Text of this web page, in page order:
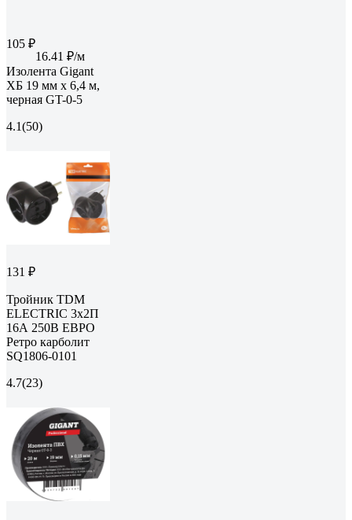
105 ₽
16.41 ₽/м
Изолента Gigant
ХБ 19 мм х 6,4 м,
черная GT-0-5
4.1(50)
131 ₽
Тройник TDM
ELECTRIC 3х2П
16А 250B ЕВРО
Ретро карболит
SQ1806-0101
4.7(23)